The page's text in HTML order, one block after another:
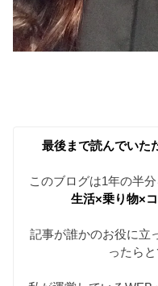
最後まで読んでいた
このブログは1年の半
生活×乗り物×
記事が誰かのお役に立
ったら